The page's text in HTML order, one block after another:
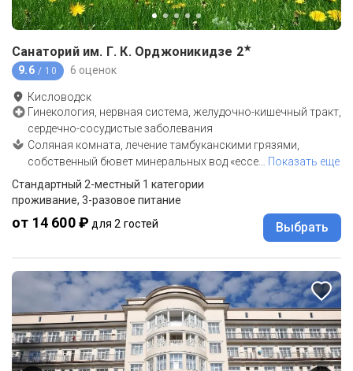
Санаторий им. Г. К. Орджоникидзе 2★
9.6 / 10 6 оценок
Кисловодск
Гинекология, нервная система, желудочно-кишечный тракт,
сердечно-сосудистые заболевания
Соляная комната, лечение тамбуканскими грязями,
собственный бювет минеральных вод «ессе
Показать еще
Стандартный 2-местный 1 категории
проживание, 3-разовое питание
от 14 600 ₽ для 2 гостей Выбрать